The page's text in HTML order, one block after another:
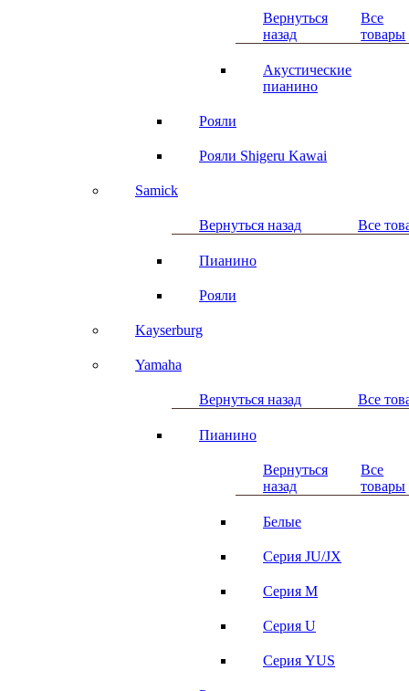
Вернуться
назад
Все
товары
Акустические
пианино
Рояли
Рояли Shigeru Kawai
Samick
Вернуться назад Все
Пианино
Рояли
Kayserburg
Yamaha
Вернуться назад Все
Пианино
Вернуться
назад
Все
товары
Белые
Серия JU/JX
Серия M
Серия U
Серия YUS